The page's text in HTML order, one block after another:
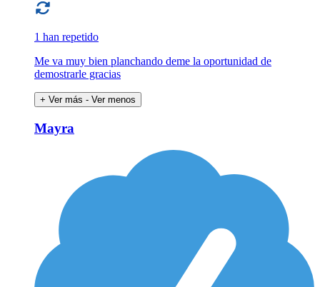
1 han repetido
Me va muy bien planchando deme la oportunidad de
demostrarle gracias
+ Ver más - Ver menos
Mayra